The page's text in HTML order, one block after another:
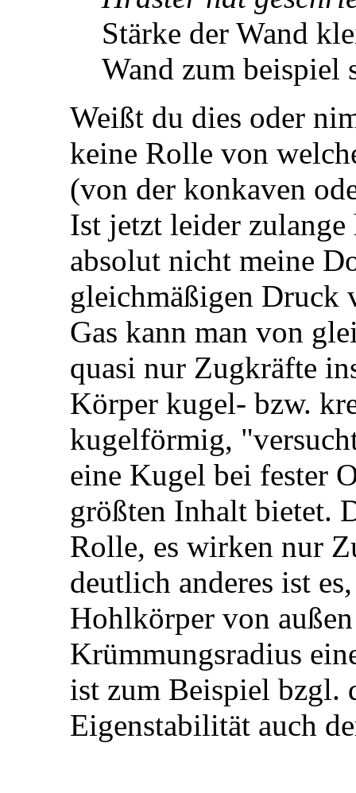
Stärke der Wand
Wand zum beispiel
Weißt du dies oder
keine Rolle von
(von der konkaven
Ist jetzt leider
absolut nicht meine
gleichmäßigen Druck
Gas kann man von
quasi nur Zugkräfte
Körper kugel- bzw.
kugelförmig,
eine Kugel bei fester
größten Inhalt bietet.
Rolle, es wirken nur
deutlich anderes ist
Hohlkörper von
Krümmungsradius
ist zum Beispiel bzgl.
Eigenstabilität auch